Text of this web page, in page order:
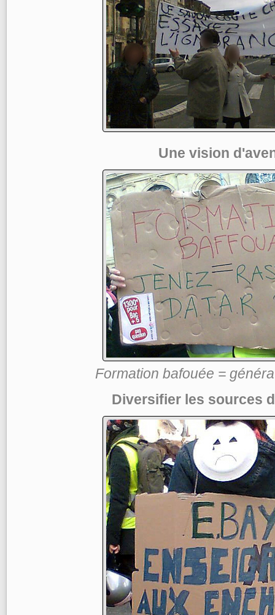
Une vision
Formation bafouée =
Diversifier les sources